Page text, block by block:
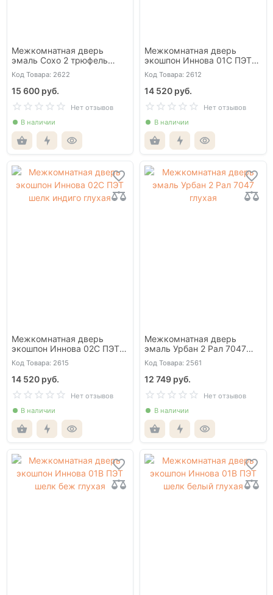
Межкомнатная дверь
эмаль Сохо 2 трюфель
глухая
Код Товара: 2622
15 600 руб.
Нет отзывов
В наличии
Межкомнатная дверь
экошпон Иннова 01С ПЭТ
шелк индиго глухая
Код Товара: 2612
14 520 руб.
Нет отзывов
В наличии
Межкомнатная дверь
экошпон Иннова 02С ПЭТ
шелк индиго глухая
Код Товара: 2615
14 520 руб.
Нет отзывов
В наличии
Межкомнатная дверь
эмаль Урбан 2 Рал 7047
глухая
Код Товара: 2561
12 749 руб.
Нет отзывов
В наличии